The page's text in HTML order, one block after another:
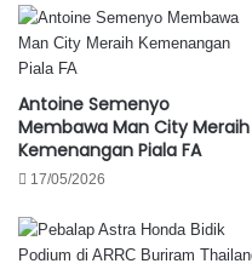
Antoine Semenyo
Membawa Man City Meraih
Kemenangan Piala FA
17/05/2026